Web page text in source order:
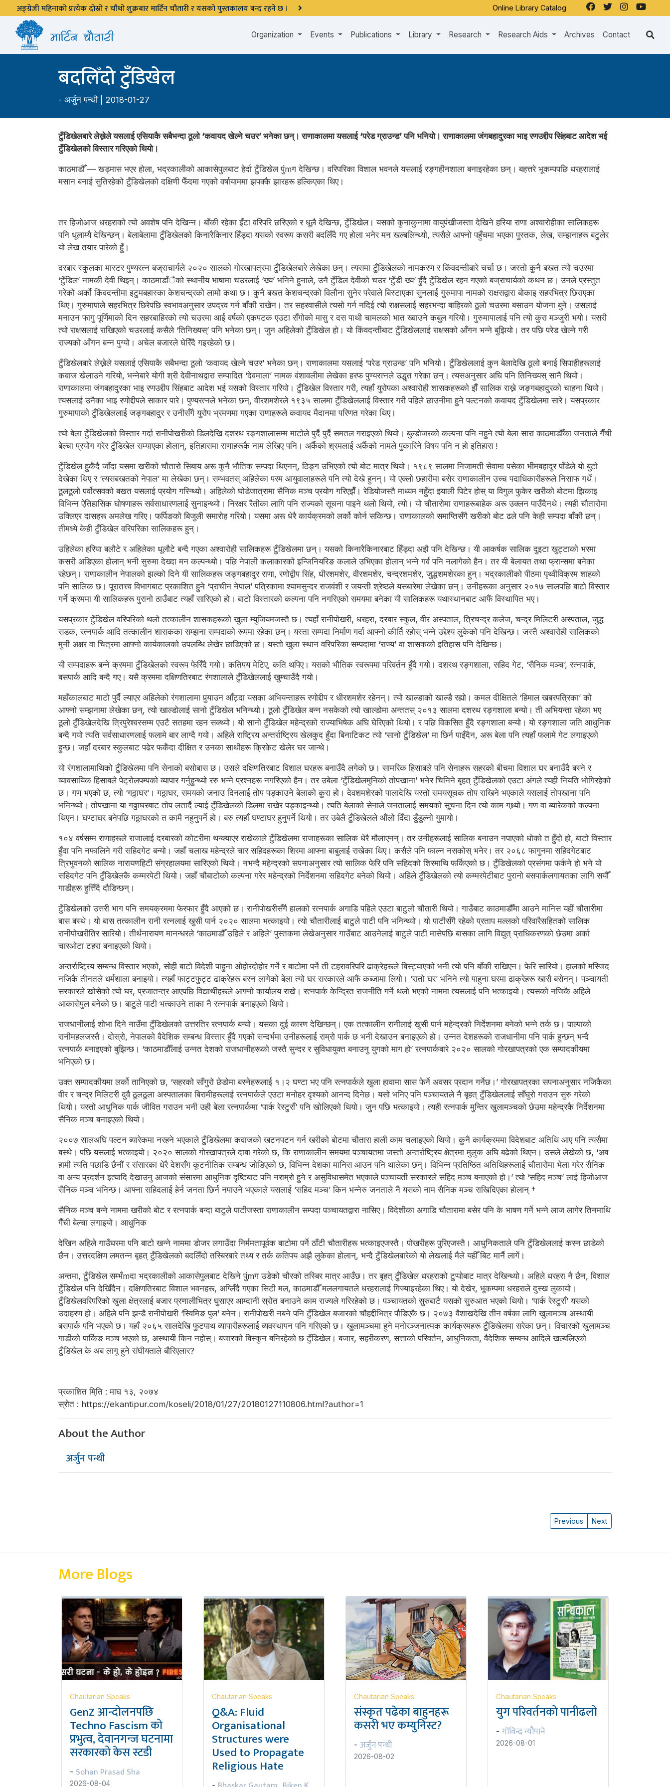
अङ्ग्रेजी महिनाको प्रत्येक दोस्रो र चौथो शुक्रबार मार्टिन चौतारी र यसको पुस्तकालय बन्द रहने छ । Online Library Catalog
Organization Events Publications Library Research Research Aids Archives Contact
बदलिँदो टुँडिखेल
- अर्जुन पन्थी | 2018-01-27
टुँडिखेलबारे लेख्नेले यसलाई एसियाकै सबैभन्दा ठूलो ‘कवायद खेल्ने चउर’ भनेका छन्। राणाकालमा यसलाई ‘परेड ग्राउन्ड’ पनि भनियो। राणाकालमा जंगबहादुरका भाइ रणउद्दीप सिंहबाट आदेश भई
टुँडिखेलको विस्तार गरिएको थियो।
काठमाडौँ — खड्मास भएर होला, भद्रकालीको आकासेपुलबाट हेर्दा टुँडिखेल पुंmग देखिन्छ। वरिपरिका विशाल भवनले यसलाई रङ्गहीनशाला बनाइरहेका छन्। बहत्तरे भूकम्पपछि धरहरालाई
मसान बनाई सुतिरहेको टुँडिखेलको दक्षिणी फेँदमा गएको वर्षायाममा झपक्कै झारहरू हल्किएका थिए।
तर हिजोआज धरहराको त्यो अवशेष पनि देखिन्न। बाँकी रहेका इँटा वरिपरि छरिएको र धूलै देखिन्छ, टुँडिखेल। यसको कुनाकुनामा वायुपंखीजस्ता देखिने हरिया राणा अश्वारोहीका सालिकहरू
पनि धूलाम्यै देखिन्छन्। बेलाबेलामा टुँडिखेलको किनारैकिनार हिँड्दा यसको स्वरूप कसरी बदलिँदै गए होला भनेर मन खल्बलिन्थ्यो, त्यसैले आफ्नो पहुँचमा भएका पुस्तक, लेख, सम्झनाहरू बटुलेर
यो लेख तयार पारेको हुँ।
दरबार स्कुलका मास्टर पुण्यरत्न बज्राचार्यले २०२० सालको गोरखापत्रमा टुँडिखेलबारे लेखेका छन्। त्यसमा टुँडिखेलको नामकरण र किंवदन्तीबारे चर्चा छ। जस्तो कुनै बखत त्यो चउरमा
‘टुँडिल’ नामकी देवी थिइन्। काठमाडाँैको स्थानीय भाषामा चउरलाई ‘ख्य’ भनिने हुनाले, उनै टुँडिल देवीको चउर ‘टुँडी ख्य’ हुँदै टुँडिखेल रहन गएको बज्राचार्यको कथन छ। उनले प्रस्तुत
गरेको अर्को किंवदन्तीमा इटुमबहास्का केशचन्द्रको लामो कथा छ। कुनै बखत केशचन्द्रको विलौना सुनेर परेवाले बिस्टाएका सुनलाई गुरुमापा नामको राक्षसद्वारा बोकाइ सहरभित्र छिराएका
थिए। गुरुमापाले सहरभित्र छिरेपछि स्वभावअनुसार उपद्रव गर्न बाँकी राखेन। तर सहरवासीले त्यसो गर्न नदिई त्यो राक्षसलाई सहरभन्दा बाहिरको ठूलो चउरमा बसाउन योजना बुने। उसलाई
मनाउन फागु पूर्णिमाको दिन सहरबाहिरको त्यो चउरमा आई वर्षको एकपटक एउटा राँगोको मासु र दस पाथी चामलको भात ख्वाउने कबुल गरियो। गुरुमापालाई पनि त्यो कुरा मञ्जुरी भयो। यसरी
त्यो राक्षसलाई राखिएको चउरलाई कसैले ‘तिनिख्यस्’ पनि भनेका छन्। जुन अहिलेको टुँडिखेल हो। यो किंवदन्तीबाट टुँडिखेललाई राक्षसको आँगन भन्ने बुझियो। तर पछि परेड खेल्ने गरी
राज्यको आँगन बन्न पुग्यो। अचेल बजारले घेरिँदै गइरहेको छ।
टुँडिखेलबारे लेख्नेले यसलाई एसियाकै सबैभन्दा ठूलो ‘कवायद खेल्ने चउर’ भनेका छन्। राणाकालमा यसलाई ‘परेड ग्राउन्ड’ पनि भनियो। टुँडिखेललाई कुन बेलादेखि ठूलो बनाई सिपाहीहरूलाई
कवाज खेलाउने गरियो, भन्नेबारे योगी श्री देवीनाथद्वारा सम्पादित ‘देवमाला’ नामक वंशावलीमा लेखेका हरफ पुण्यरत्नले उद्धृत गरेका छन्। त्यसअनुसार अघि पनि तिनिख्यस् सानै थियो।
राणाकालमा जंगबहादुरका भाइ रणउद्दीप सिंहबाट आदेश भई यसको विस्तार गरियो। टुँडिखेल विस्तार गरी, त्यहाँ युरोपका अश्वारोही शासकहरूको झैँ सालिक राख्ने जङ्गबहादुरको चाहना थियो।
त्यसलाई उनैका भाइ रणोद्दीपले साकार पारे। पुण्यरत्नले भनेका छन्, वीरशमशेरले १९३५ सालमा टुँडिखेललाई विस्तार गरी पहिले छाउनीमा हुने पल्टनको कवायद टुँडिखेलमा सारे। यसप्रकार
गुरुमापाको टुँडिखेललाई जङ्गबहादुर र उनीसँगै युरोप भ्रमणमा गएका राणाहरूले कवायद मैदानमा परिणत गरेका थिए।
त्यो बेला टुँडिखेलको विस्तार गर्दा रानीपोखरीको डिलदेखि दशरथ रङ्गशालासम्म माटोले पुर्दै पुर्दै समतल गराइएको थियो। बुल्डोजरको कल्पना पनि नहुने त्यो बेला सारा काठमाडौँका जनताले गैँची
बेल्चा प्रयोग गरेर टुँडिखेल सम्याएका होलान्, इतिहासमा राणाहरूकै नाम लेखिए पनि। अर्कैको श्रमलाई अर्कैको नामले पुकारिने विषय पनि न हो इतिहास !
टुँडिखेल हुर्कँदै जाँदा यसमा खरीको चौतारो सिबाय अरू कुनै भौतिक सम्पदा थिएनन्, ठिङ्ग उभिएको त्यो बोट मात्र थियो। १९८९ सालमा निजामती सेवामा पसेका भीमबहादुर पाँडेले यो बुटो
देखेका थिए र ‘त्यसबखतको नेपाल’ मा लेखेका छन्। सम्भवतस् अहिलेका परम आयुवालाहरूले पनि त्यो देखे हुनन्। यो एक्लो छहारीमा बसेर राणाकालीन उच्च पदाधिकारीहरूले निसाफ गर्थे।
ठूलठूलो पर्वोत्सवको बखत यसलाई प्रयोग गरिन्थ्यो। अहिलेको घोडेजात्रामा सैनिक मञ्च प्रयोग गरिएझैँ। रेडियोजस्तै माध्यम नहुँदा झ्याली पिटेर होस् या विगुल फुकेर खरीको बोटमा झिकाइ
विभिन्न ऐतिहासिक घोषणाहरू सर्वसाधारणलाई सुनाइन्थ्यो। निरक्षर रैतीका लागि पनि राज्यको सूचना पाइने थलो थियो, त्यो। यो चौतारोमा राणाहरूबाहेक अरू उक्लन पाउँदैनथे। त्यही चौतारोमा
उक्लिएर दासहरू अमलेख गरिए। फर्पिङको बिजुली समारोह गरियो। यसमा अरू धेरै कार्यक्रमको लर्को कोर्न सकिन्छ। राणाकालको समाप्तिसँगै खरीको बोट ढले पनि केही सम्पदा बाँकी छन्।
तीमध्ये केही टुँडिखेल वरिपरिका सालिकहरू हुन्।
उहिलेका हरिया बलौटे र अहिलेका धूलौटे बन्दै गएका अश्वारोही सालिकहरू टुँडिखेलमा छन्। यसको किनारैकिनारबाट हिँड्दा अझै पनि देखिन्छ। यी आकर्षक सालिक दुइटा खुट्टाको भरमा
कसरी अडिएका होलान् भनी सुरुमा देख्दा मन कल्पन्थ्यो। पछि नेपाली कलाकारको इन्जिनियरिङ कलाले उभिएका होलान् भन्ने गर्व पनि नलागेको हैन। तर यी बेलायत तथा फ्रान्समा बनेका
रहेछन्। राणाकालीन नेपालको झल्को दिने यी सालिकहरू जङ्गबहादुर राणा, रणोद्वीप सिंह, धीरशमशेर, वीरशमशेर, चन्द्रशमशेर, जुद्धशमशेरका हुन्। भद्रकालीको पीठमा पृथ्वीविक्रम शाहको
पनि सालिक छ। पूरातत्त्व विभागबाट प्रकाशित हुने ‘प्राचीन नेपाल’ पत्रिकामा श्यामसुन्दर राजवंशी र जयन्ती श्रेष्ठले यसबारेमा लेखेका छन्। उनीहरूका अनुसार २०१७ सालपछि बाटो विस्तार
गर्ने क्रममा यी सालिकहरू पुरानो ठाउँबाट त्यहाँ सारिएको हो। बाटो विस्तारको कल्पना पनि नगरिएको समयमा बनेका यी सालिकहरू यथास्थानबाट आफैं विस्थापित भए।
यसप्रकार टुँडिखेल वरिपरिको थलो तत्कालीन शासकहरूको खुला म्युजियमजस्तै छ। त्यहाँ रानीपोखरी, धरहरा, दरबार स्कुल, वीर अस्पताल, त्रिचन्द्र कलेज, चन्द्र मिलिटरी अस्पताल, जुद्ध
सडक, रत्नपार्क आदि तत्कालीन शासकका सम्झना सम्पदाको रूपमा रहेका छन्। यस्ता सम्पदा निर्माण गर्दा आफ्नो कीर्ति रहोस् भन्ने उद्देश्य लुकेको पनि देखिन्छ। जस्तै अश्वारोही सालिकको
मुनी अक्षर वा चित्रमा आफ्नो कार्यकालको उपलब्धि लेखेर छाडिएको छ। यस्तो खुला स्थान वरिपरिका सम्पदामा ‘राज्य’ वा शासकको इतिहास पनि देखिन्छ।
यी सम्पदाहरू बन्ने क्रममा टुँडिखेलको स्वरूप फेरिँदै गयो। कतिपय मेटिए, कति थपिए। यसको भौतिक स्वरूपमा परिवर्तन हुँदै गयो। दशरथ रङ्गशाला, सहिद गेट, ‘सैनिक मञ्च’, रत्नपार्क,
बसपार्क आदि बन्दै गए। यसै क्रममा दक्षिणतिरबाट रंगशालाले टुँडिखेललाई खुम्चाउँदै गयो।
महाँकालबाट माटो पुर्दै ल्याएर अहिलेको रंगशालामा पुर्‍याउन आँट्दा यसका अभियन्ताहरू रणोद्दीप र धीरशमशेर रहेनन्। त्यो खाल्डाको खाल्डै रह्यो। कमल दीक्षितले ‘हिमाल खबरपत्रिका’ को
आफ्नो सम्झनामा लेखेका छन्, त्यो खाल्डोलाई सानो टुँडिखेल भनिन्थ्यो। ठूलो टुँडिखेल बन्न नसकेको त्यो खाल्डोमा अन्ततस् २०१३ सालमा दशरथ रङ्गशाला बन्यो। ती अभियन्ता रहेका भए
ठूलो टुँडिखेलदेखि त्रिपुरेश्वरसम्म एउटै सतहमा रहन सक्थ्यो। यो सानो टुँडिखेल महेन्द्रको राज्याभिषेक अघि घेरिएको थियो। र पछि विकसित हुँदै रङ्गशाला बन्यो। यो रङ्गशाला जति आधुनिक
बन्दै गयो त्यति सर्वसाधारणलाई फलामे बार लाग्दै गयो। अहिले राष्ट्रिय अन्तर्राष्ट्रिय खेलकुद हुँदा बिनाटिकट त्यो ‘सानो टुँडिखेल’ मा छिर्न पाइँदैन, अरू बेला पनि त्यहाँ फलामे गेट लगाइएको
हुन्छ। जहाँ दरबार स्कुलबाट पढेर फर्कँदा दीक्षित र उनका साथीहरू क्रिकेट खेलेर घर जान्थे।
यो रंगशालामाथिको टुँडिखेलमा पनि सेनाको बसोबास छ। उसले दक्षिणतिरबाट विशाल घरहरू बनाउँदै लगेको छ। सामरिक हिसाबले पनि सेनाहरू सहरको बीचमा विशाल घर बनाउँदै बस्ने र
व्यावसायिक हिसाबले पेट्रोलपम्पको व्यापार गर्नुहुन्थ्यो ररु भन्ने प्रश्नहरू नगरिएको हैन। तर उबेला ‘टुँडिखेलमुनिको तोपखाना’ भनेर चिनिने बृहत् टुँडिखेलको एउटा अंगले त्यही नियति भोगिरहेको
छ। गण भएको छ, त्यो ‘गठ्ठाघर’। गठ्ठाघर, समयको जनाउ दिनलाई तोप पड्काउने बेलाको कुरा हो। देवशमशेरको पालादेखि यस्तो समयसूचक तोप राखिने भएकाले यसलाई तोपखाना पनि
भनिन्थ्यो। तोपखाना या गठ्ठाघरबाट तोप लतार्दै ल्याई टुँडिखेलको डिलमा राखेर पड्काइन्थ्यो। त्यति बेलाको सेनाले जनतालाई समयको सूचना दिन त्यो काम गथ्र्यो। गण वा ब्यारेकको कल्पना
थिएन। घण्टाघर बनेपछि गठ्ठाघरको त कामै नहुनुपर्ने हो। बरु त्यहाँ घण्टाघर हुनुपर्ने थियो। तर उबेलै टुँडिखेलले औंलो दिँदा डुँडुल्नो गुमायो।
१०४ वर्षसम्म राणाहरूले राजालाई दरबारको कोटरीमा थन्क्याएर राखेकाले टुँडिखेलमा राजाहरूका सालिक धेरै मौलाएनन्। तर उनीहरूलाई सालिक बनाउन नपाएको धोको त हुँदो हो, बाटो विस्तार
हुँदा पनि नफालिने गरी सहिदगेट बन्यो। जहाँ चलाख महेन्द्रले चार सहिदहरूका शिरमा आफ्ना बाबुलाई राखेका थिए। कसैले पनि फाल्न नसकोस् भनेर। तर २०६८ फागुनमा सहिदगेटबाट
त्रिभुवनको सालिक नारायणहिटी संग्रहालयमा सारिएको थियो। नभन्दै महेन्द्रको सपनाअनुसार त्यो सालिक फेरि पनि सहिदको शिरमाथि फर्किएको छ। टुँडिखेलको प्रसंगमा फर्कने हो भने यो
सहिदगेट पनि टुँडिखेलकै कम्मरपेटी थियो। जहाँ चौबाटोको कल्पना गरेर महेन्द्रको निर्देशनमा सहिदगेट बनेको थियो। अहिले टुँडिखेलको त्यो कम्मरपेटीबाट पुरानो बसपार्कलगायतका लागि सयौँ
गाडीहरू हुत्तिँदै दौडिन्छन्।
टुँडिखेलको उत्तरी भाग पनि समयक्रममा फेरफार हुँदै आएको छ। रानीपोखरीसँगै हालको रत्नपार्क अगाडि पहिले एउटा बाटुलो चौतारी थियो। गाउँबाट काठमाडौँमा आउने मानिस यहीं चौतारीमा
बास बस्थे। यो बास तत्कालीन रानी रत्नलाई खुसी पार्न २०२० सालमा भत्काइयो। त्यो चौतारीलाई बाटुले पाटी पनि भनिन्थ्यो। यो पाटीसँगै रहेको प्रताप मल्लको परिवारैसहितको सालिक
रानीपोखरीतिर सारियो। तीर्थनारायण मानन्धरले ‘काठमाडौँ उहिले र अहिले’ पुस्तकमा लेखेअनुसार गाउँबाट आउनेलाई बाटुले पाटी मासेपछि बासका लागि विद्युत् प्राधिकरणको छेउमा अर्का
चारओटा टहरा बनाइएको थियो।
अन्तर्राष्ट्रिय सम्बन्ध विस्तार भएको, सोही बाटो विदेशी पाहुना ओहोरदोहोर गर्ने र बाटोमा पर्ने ती टहरावरिपरि ढाक्रेहरूले बिस्ट्याएको भनी त्यो पनि बाँकी राखिएन। फेरि सारियो। हालको मस्जिद
नजिकै तीनतले धर्मशाला बनाइयो। त्यहाँ फाट्टफुट्ट ढाक्रेहरू बस्न लागेको बेला त्यो घर सरकारले आफैं कब्जामा लियो। ‘रातो घर’ भनिने त्यो पाहुना घरमा ढाक्रेहरू खासै बसेनन्। पञ्चायती
सरकारले खोसेको त्यो घर, प्रजातन्त्र आएपछि विद्यार्थीहरूले आफ्नो कार्यालय राखे। रत्नपार्क केन्द्रित राजनीति गर्ने थलो भएको नाममा त्यसलाई पनि भत्काइयो। त्यसको नजिकै अहिले
आकासेपुल बनेको छ। बाटुले पाटी भत्काउने ताका नै रत्नपार्क बनाइएको थियो।
राजधानीलाई शोभा दिने नाउँमा टुँडिखेलको उत्तरतिर रत्नपार्क बन्यो। यसका दुई कारण देखिन्छन्। एक तत्कालीन रानीलाई खुसी पार्न महेन्द्रको निर्देशनमा बनेको भन्ने तर्क छ। पाल्पाको
रानीमहलजस्तै। दोस्रो, नेपालको वैदेशिक सम्बन्ध विस्तार हुँदै गएको सन्दर्भमा उनीहरूलाई राम्रो पार्क छ भनी देखाउन बनाइएको हो। उन्नत देशहरूको राजधानीमा पनि पार्क हुन्छन् भन्दै
रत्नपार्क बनाइएको बुझिन्छ। ‘काठमाडौँलाई उन्नत देशको राजधानीहरूको जस्तै सुन्दर र सुविधायुक्त बनाउनु युगको माग हो’ रत्नपार्कबारे २०२० सालको गोरखापत्रको एक सम्पादकीयमा
भनिएको छ।
उक्त सम्पादकीयमा लर्को तानिएको छ, ‘सहरको साँगुरो छेडोमा बस्नेहरूलाई १।२ घण्टा भए पनि रत्नपार्कले खुला हावामा सास फेर्ने अवसर प्रदान गर्नेछ।’ गोरखापत्रका सपनाअनुसार नजिकैका
वीर र चन्द्र मिलिटरी दुवै ठूलठूला अस्पतालका बिरामीहरूलाई रत्नपार्कले एउटा मनोहर दृश्यको आनन्द दिनेछ। यसो भनिए पनि पञ्चायतले नै बृहत् टुँडिखेललाई साँघुरो गराउन सुरु गरेको
थियो। यस्तो आधुनिक पार्क जीवित गराउन भनी उही बेला रत्नपार्कमा ‘पार्क रेस्टुराँ’ पनि खोलिएको थियो। जुन पछि भत्काइयो। त्यही रत्नपार्क मुन्तिर खुलामञ्चको छेउमा महेन्द्रकै निर्देशनमा
सैनिक मञ्च बनाइएको थियो।
२००७ सालअघि पल्टन ब्यारेकमा नरहने भएकाले टुँडिखेलमा कवाजको खटनपटन गर्न खरीको बोटमा चौतारा हाली काम चलाइएको थियो। कुनै कार्यक्रममा विदेशबाट अतिथि आए पनि त्यसैमा
बस्थे। पछि यसलाई भत्काइयो। २०२० सालको गोरखापत्रले दाबा गरेको छ, कि राणाकालीन समयमा पञ्चायतमा जस्तो अन्तर्राष्ट्रिय क्षेत्रमा मुलुक अघि बढेको थिएन। उसले लेखेको छ, ‘अब
हामी त्यति पछाडि छैनौं र संसारका धेरै देशसँग कूटनीतिक सम्बन्ध जोडिएको छ, विभिन्न देशका मानिस आउन पनि थालेका छन्। विभिन्न प्रतिष्ठित अतिथिहरूलाई चौतारोमा भेला गरेर सैनिक
वा अन्य प्रदर्शन इत्यादि देखाउनु आजको संसारमा आधुनिक दृष्टिबाट पनि नराम्रो हुने र असुविधासमेत भएकाले पञ्चायती सरकारले सहिद मञ्च बनाएको हो।’ त्यो ‘सहिद मञ्च’ लाई हिजोआज
सैनिक मञ्च भनिन्छ। आफ्ना सहिदलाई हेर्न जनता छिर्न नपाउने भएकाले यसलाई ‘सहिद मञ्च’ किन भन्नेरु जनताले नै यसको नाम सैनिक मञ्च राखिदिएका होलान् †
सैनिक मञ्च बन्ने नाममा खरीको बोट र रत्नपार्क बन्दा बाटुले पाटीजस्ता राणाकालीन सम्पदा पञ्चायतद्वारा नासिए। विदेशीका अगाडि चौतारामा बसेर पनि के भाषण गर्ने भन्ने लाज लागेर तिनमाथि
गैँची बेल्चा लगाइयो। आधुनिक
देखिन अहिले गाउँघरमा पनि बाटो खन्ने नाममा डोजर लगाउँदा निर्ममतापूर्वक बाटोमा पर्ने ठाँटी चौतारीहरू भत्काइएजस्तै। पोखरीहरू पुरिएजस्तै। आधुनिकताले पनि टुँडिखेललाई कस्न छाडेको
छैन। उत्तरदक्षिण लमतन्न बृहत् टुँडिखेलको बदलिँदो तस्बिरबारे तथ्य र तर्क कतिपय अझै लुकेका होलान्, भन्दै टुँडिखेलबारेको यो लेखलाई मैले यहीँ बिट मार्नै लागें।
अन्तमा, टुँडिखेल सम्भँmदा भद्रकालीको आकासेपुलबाट देखिने पुंmग उडेको चौरको तस्बिर मात्र आउँछ। तर बृहत् टुँडिखेल धरहराको टुप्पोबाट मात्र देखिन्थ्यो। अहिले धरहरा नै छैन, विशाल
टुँडिखेल पनि देखिँदैन। दक्षिणतिरबाट विशाल भवनहरू, अग्लिँदै गएका सिटी मल, काठमाडौँ मललगायतले धरहरालाई गिज्याइरहेका थिए। यो देखेर, भूकम्पमा धरहराले दुस्ख लुकायो।
टुँडिखेलवरिपरिको खुला क्षेत्रलाई बजार प्रणालीभित्र घुसाएर आम्दानी स्रोत बनाउने काम राज्यले गरिरहेको छ। पञ्चायतको सुरुबाटै यसको सुरुआत भएको थियो। ‘पार्क रेस्टुराँ’ यसको
उदाहरण हो। अहिले पनि झन्डै रानीपोखरी ‘स्विमिङ पुल’ बनेन। रानीपोखरी नबने पनि टुँडिखेल बजारको चौहद्दीभित्र पौडिएकै छ। २०७३ वैशाखदेखि तीन वर्षका लागि खुलामञ्च अस्थायी
बसपार्क पनि भएको छ। यहाँ २०६५ सालदेखि फुटपाथ व्यापारीहरूलाई व्यवस्थापन पनि गरिएको छ। खुलामञ्चमा हुने मनोरञ्जनात्मक कार्यक्रमहरू टुँडिखेलमा सरेका छन्। विचारको खुलामञ्च
गाडीको पार्किङ मञ्च भएको छ, अस्थायी किन नहोस्। बजारको बिस्कुन बनिरहेको छ टुँडिखेल। बजार, सहरीकरण, सत्ताको परिवर्तन, आधुनिकता, वैदेशिक सम्बन्ध आदिले खल्बलिएको
टुँडिखेल के अब लागू हुने संघीयताले बौरिएलार?
प्रकाशित मि्ति : माघ १३, २०७४
स्रोत : https://ekantipur.com/koseli/2018/01/27/20180127110806.html?author=1
About the Author
अर्जुन पन्थी
Previous Next
More Blogs
Chautarian Speaks
GenZ आन्दोलनपछि
Techno Fascism को
प्रभुत्व, देवानगन्ज घटनामा
सरकारको केस स्टडी
- Sohan Prasad Sha
2026-08-04
Chautarian Speaks
Q&A: Fluid
Organisational
Structures were
Used to Propagate
Religious Hate
-
Chautarian Speaks
संस्कृत पढेका बाहुनहरू
कसरी भए कम्युनिस्ट?
- अर्जुन पन्थी
2026-08-02
Chautarian Speaks
युग परिवर्तनको पानीढलो
- गोविन्द न्यौपाने
2026-08-01